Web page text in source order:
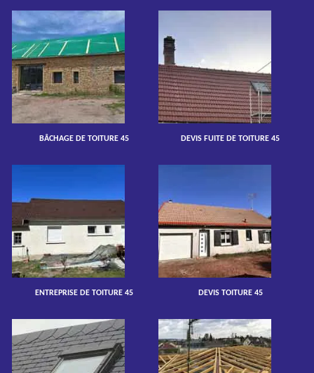
BÂCHAGE DE TOITURE 45 DEVIS FUITE DE TOITURE 45
ENTREPRISE DE TOITURE 45 DEVIS TOITURE 45